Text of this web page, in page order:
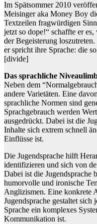
Im Spätsommer 2010
Meisinger aka Money Boy
Textzeilen fragwürdigen
jetzt so dope!“ schaffte er
der Begeisterung
er spricht ihre Sprache: die
[divide]
Das sprachliche
Neben dem
andere Varietäten. Eine
sprachliche Normen sind
Sprachgebrauch werden
ausgedrückt. Dabei ist die
Inhalte sich extrem schnell
Einflüsse ist.
Die Jugendsprache hilft
identifizieren und sich von
Dabei ist die Jugendsprache
humorvolle und ironische
Anglizismen. Eine konkrete
Jugendsprache gestaltet sich
Sprache ein komplexes
Kommunikation ist.